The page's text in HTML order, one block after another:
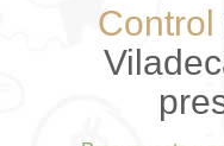
Control